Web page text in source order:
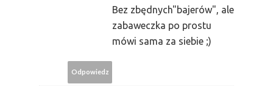
Bez zbędnych"bajerów", ale
zabaweczka po prostu
mówi sama za siebie ;)
Odpowiedz